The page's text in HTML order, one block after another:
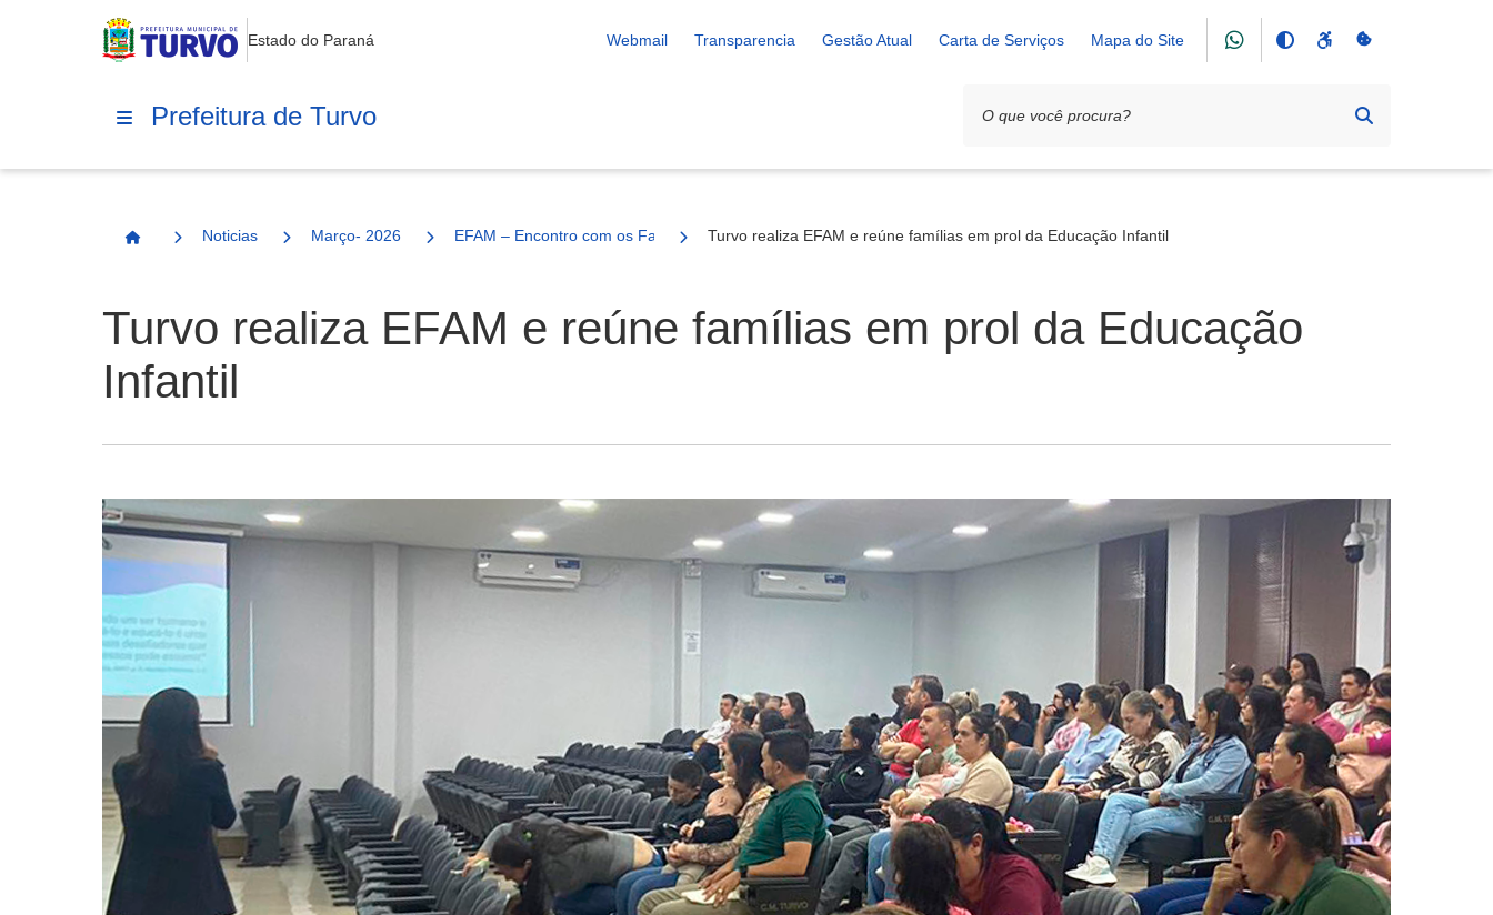
Estado do Paraná Webmail Transparencia Gestão Atual Carta de Serviços Mapa do Site
Prefeitura de Turvo
Página Inicial
Noticias Março- 2026 EFAM – Encontro com os Familiares,Turvo realiza EFAM e reúne famílias em prol da Educação Infantil
Turvo realiza EFAM e reúne famílias em prol da Educação
Infantil